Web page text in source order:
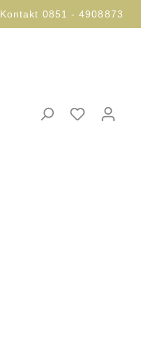
Kontakt 0851 - 4908873